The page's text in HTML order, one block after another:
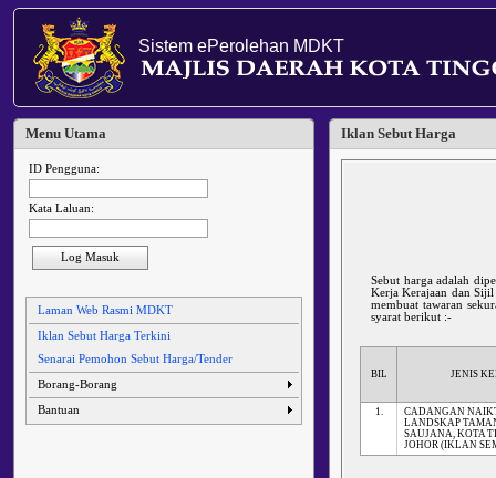
Sistem ePerolehan MDKT
Menu Utama
ID Pengguna:
Kata Laluan:
Log Masuk
Laman Web Rasmi MDKT
Iklan Sebut Harga Terkini
Senarai Pemohon Sebut Harga/Tender
Borang-Borang
Bantuan
Iklan Sebut Harga
Sebut harga adalah
Kerja Kerajaan dan
membuat tawaran
syarat berikut :-
BIL JENIS
1.
CADANGAN
LANDSKAP
SAUJANA, KOTA
JOHOR (IKLAN